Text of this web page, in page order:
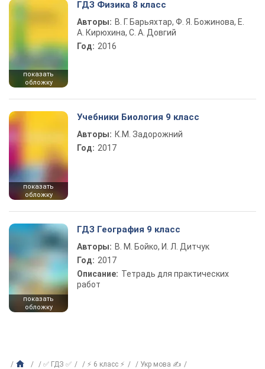
показать
обложку
ГДЗ Физика 8 класс
Авторы: В. Г. Барьяхтар, Ф. Я. Божинова, Е.
А. Кирюхина, С. А. Довгий
Год: 2016
показать
обложку
Учебники Биология 9 класс
Авторы: К.М. Задорожний
Год: 2017
показать
обложку
ГДЗ География 9 класс
Авторы: В. М. Бойко, И. Л. Дитчук
Год: 2017
Описание: Тетрадь для практических
работ
✅ ГДЗ ✅ ⚡ 6 класс ⚡
Укр мова ✍